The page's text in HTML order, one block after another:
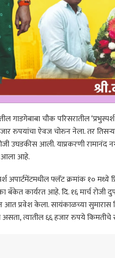
गाडगेबाबा चौक परिसरातील
रुपयांचा ऐवज चोरुन नेला. तर
रोजी उघडकीस आली. याप्रकरणी
आला आहे.
अपार्टमेंटमधील फ्लॅट क्रमांक १०
बँकेत कार्यरत आहे. दि. १६ मार्च रोजी
आत प्रवेश केला. सायंकाळच्या
त्यातील ६६ हजार रुपये किमतीचे